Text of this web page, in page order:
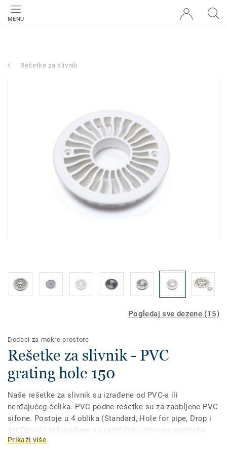
MENU
Rešetke za slivnik
Pogledaj sve dezene (15)
Dodaci za mokre prostore
Rešetke za slivnik - PVC
grating hole 150
Naše rešetke za slivnik su izrađene od PVC-a ili
nerđajućeg čelika. PVC podne rešetke su za zaobljene PVC
sifone. Postoje u 4 oblika (Standard, Hole for pipe, Drop i
Art Deco) i prilagođene su različitim uslovima upotrebe
(izlaz, visina, prečnik i protok). Rešetke za slivnik od
Prikaži više